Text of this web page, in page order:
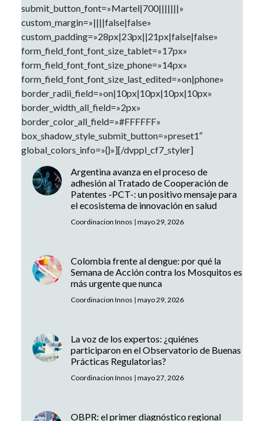
submit_button_font=»Martel|700|||||||»
custom_margin=»||||false|false»
custom_padding=»28px|23px||21px|false|false»
form_field_font_font_size_tablet=»17px»
form_field_font_font_size_phone=»14px»
form_field_font_font_size_last_edited=»on|phone»
border_radii_field=»on|10px|10px|10px|10px»
border_width_all_field=»2px»
border_color_all_field=»#FFFFFF»
box_shadow_style_submit_button=»preset1″
global_colors_info=»{}»][/dvppl_cf7_styler]
Argentina avanza en el proceso de
adhesión al Tratado de Cooperación de
Patentes -PCT-: un positivo mensaje para
el ecosistema de innovación en salud
Coordinacion Innos | mayo 29, 2026
Colombia frente al dengue: por qué la
Semana de Acción contra los Mosquitos es
más urgente que nunca
Coordinacion Innos | mayo 29, 2026
La voz de los expertos: ¿quiénes
participaron en el Observatorio de Buenas
Prácticas Regulatorias?
Coordinacion Innos | mayo 27, 2026
OBPR: el primer diagnóstico regional